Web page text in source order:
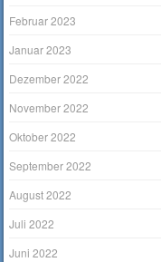
Februar 2023
Januar 2023
Dezember 2022
November 2022
Oktober 2022
September 2022
August 2022
Juli 2022
Juni 2022